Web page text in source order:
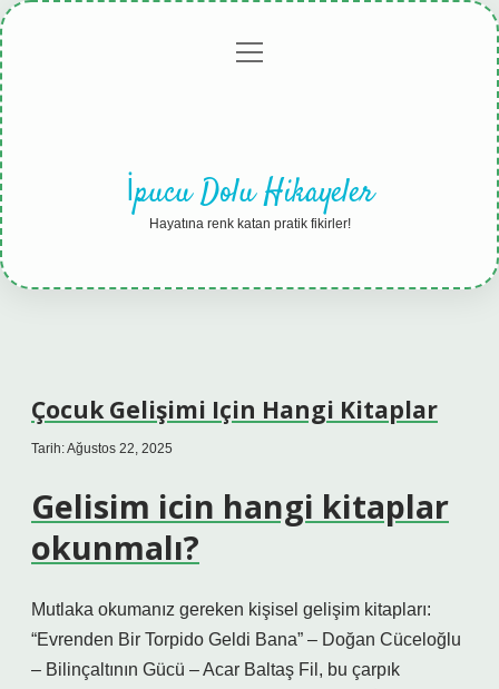
Gizlilikmenüyü
İpucu Dolu Hikayeler
Hayatına renk katan pratik fikirler!
Çocuk Gelişimi Için Hangi Kitaplar
Tarih: Ağustos 22, 2025
Gelisim icin hangi kitaplar
okunmalı?
Mutlaka okumanız gereken kişisel gelişim kitapları:
“Evrenden Bir Torpido Geldi Bana” – Doğan Cüceloğlu
– Bilinçaltının Gücü – Acar Baltaş Fil, bu çarpık